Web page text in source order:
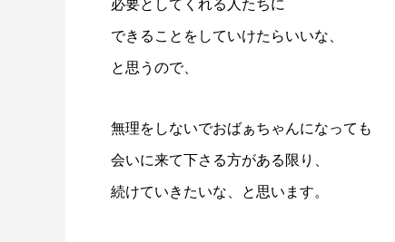
必要としてくれる人たちに
できることをしていけたらいいな、
と思うので、
無理をしないでおばぁちゃんになっても
会いに来て下さる方がある限り、
続けていきたいな、と思います。